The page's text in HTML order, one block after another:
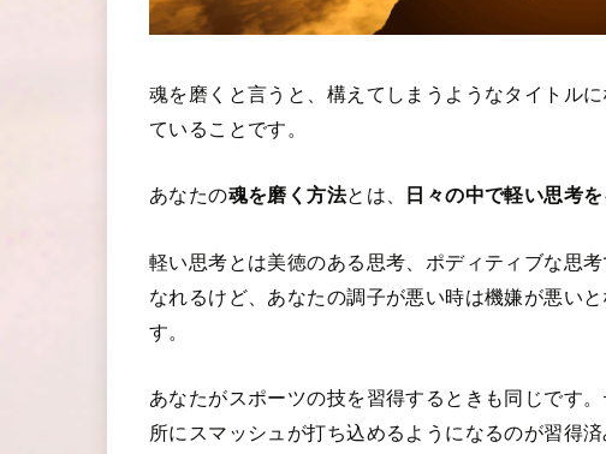
魂を磨くと言うと、構えてしまうようなタイトル
ていることです。
あなたの魂を磨く方法とは、 日々の中で軽い思考
軽い思考とは美徳のある思考、ポディティブな思
なれるけど、あなたの調子が悪い時は機嫌が悪い
す。
あなたがスポーツの技を習得するときも同じです
所にスマッシュが打ち込めるようになるのが習得